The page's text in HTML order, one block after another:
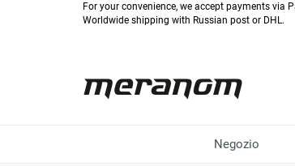
For your convenience, we accept payments via
Worldwide shipping with Russian post or DHL.
Negozio